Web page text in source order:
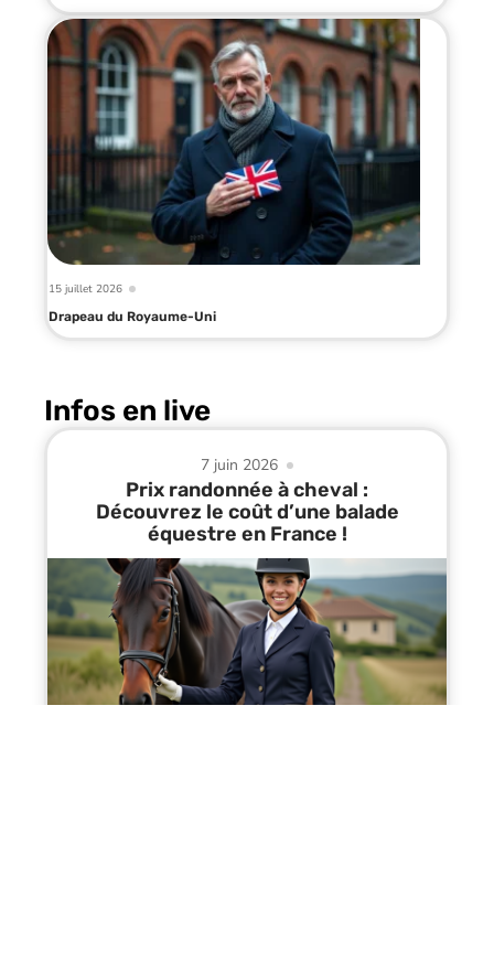
15 juillet 2026
Drapeau du Royaume-Uni
Infos en live
7 juin 2026
Prix randonnée à cheval :
Découvrez le coût d’une balade
équestre en France !